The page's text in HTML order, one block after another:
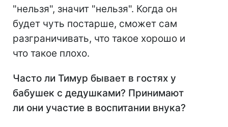
"нельзя", значит "нельзя". Когда он
будет чуть постарше, сможет сам
разграничивать, что такое хорошо и
что такое плохо.
Часто ли Тимур бывает в гостях у
бабушек с дедушками? Принимают
ли они участие в воспитании внука?